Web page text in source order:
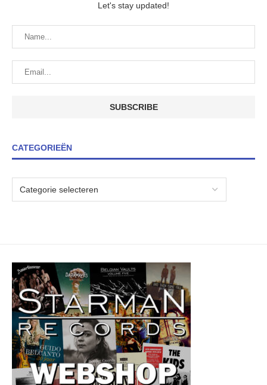
Let's stay updated!
CATEGORIEËN